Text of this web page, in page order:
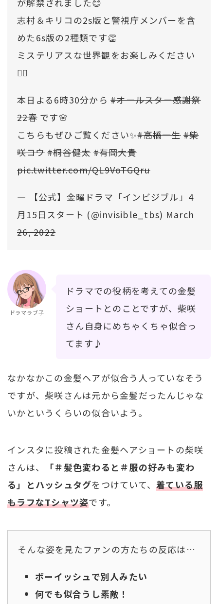
志村＆キリコの2s版と警視庁メンバーを含
めた6s版の2種類です👏
ミステリアスな世界観をお楽しみください
💁‍♀️
本日よる6時30分から#オールスター感謝祭
22春です🌸
こちらもぜひご覧ください✨#高橋一生 #柴
咲コウ #桐谷健太 #有岡大貴
pic.twitter.com/QL9VoTGQru
— 【公式】金曜ドラマ「インビジブル」4
月15日スタート (@invisible_tbs)March
26, 2022
ドラマラブ子
ドラマでの役柄を考えての金髪
ショートとのことですが、柴咲
さん自身にめちゃくちゃ似合っ
てます♪
なかなかこの金髪ヘアが似合う人っていなそう
ですが、柴咲さんは元から金髪だったんじゃな
いかというくらいの似合いよう。
インスタに投稿された金髪ヘアショートの柴咲
さんは、
「＃髪色変わると＃服の好みも変わ
る」とハッシュタグをつけていて、着ている服
もラフなTシャツ姿です。
そんな姿を見たファンの方たちの反応は…
ボーイッシュで別人みたい
何でも似合うし素敵！